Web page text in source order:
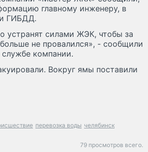
главному инженеру, в
ГИБДД.
устранят силами ЖЭК, чтобы за
не провалился», - сообщили
компании.
Вокруг ямы поставили
перевозка воды челябинск
79 просмотров всего.